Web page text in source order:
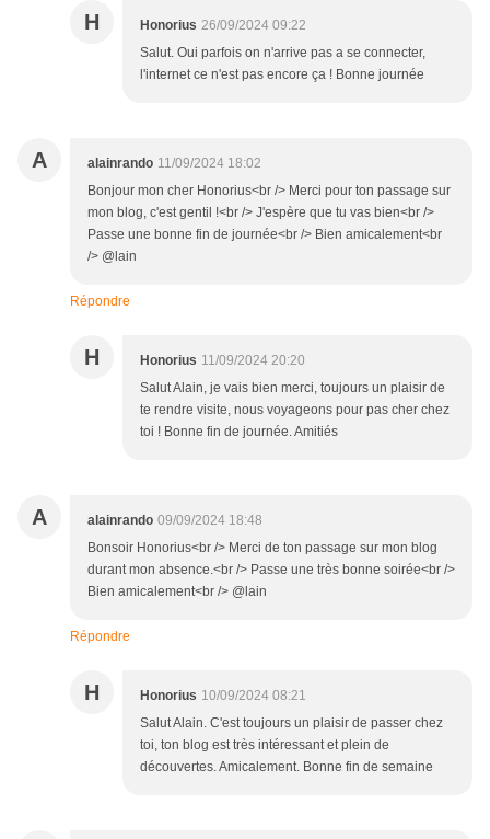
H Honorius 26/09/2024 09:22
Salut. Oui parfois on n'arrive pas a se connecter,
l'internet ce n'est pas encore ça ! Bonne journée
A alainrando 11/09/2024 18:02
Bonjour mon cher Honorius<br /> Merci pour ton passage sur
mon blog, c'est gentil !<br /> J'espère que tu vas bien<br />
Passe une bonne fin de journée<br /> Bien amicalement<br
/> @lain
Répondre
H Honorius 11/09/2024 20:20
Salut Alain, je vais bien merci, toujours un plaisir de
te rendre visite, nous voyageons pour pas cher chez
toi ! Bonne fin de journée. Amitiés
A alainrando 09/09/2024 18:48
Bonsoir Honorius<br /> Merci de ton passage sur mon blog
durant mon absence.<br /> Passe une très bonne soirée<br />
Bien amicalement<br /> @lain
Répondre
H Honorius 10/09/2024 08:21
Salut Alain. C'est toujours un plaisir de passer chez
toi, ton blog est très intéressant et plein de
découvertes. Amicalement. Bonne fin de semaine